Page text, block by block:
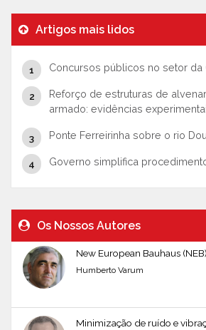
Artigos mais lidos
Concursos públicos no setor da
Reforço de estruturas de
armado: evidências
Ponte Ferreirinha sobre o rio
Governo simplifica
Os Nossos Autores
New European Bauhaus (NEB)
Humberto Varum
Minimização de ruído e